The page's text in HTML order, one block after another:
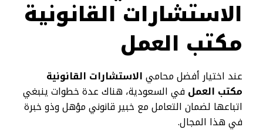
الاستشارات القانونية
مكتب العمل
عند اختيار أفضل محاميالاستشارات القانونية
مكتب العملفي السعودية، هناك عدة خطوات ينبغي
اتباعها لضمان التعامل مع خبير قانوني مؤهل وذو خبرة
في هذا المجال.